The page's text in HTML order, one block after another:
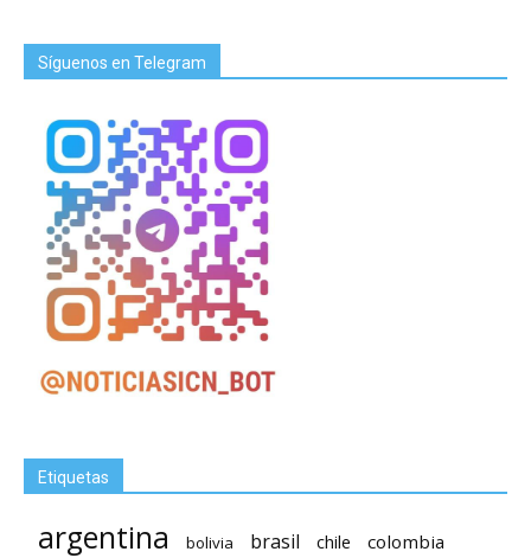
Síguenos en Telegram
Etiquetas
argentina bolivia brasil chile colombia